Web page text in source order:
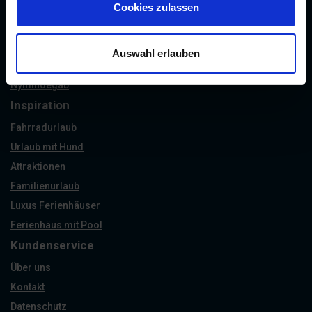
Cookies zulassen
Auswahl erlauben
Houstrup
Nymindegab
Inspiration
Fahrradurlaub
Urlaub mit Hund
Attraktionen
Familienurlaub
Luxus Ferienhäuser
Ferienhäus mit Pool
Kundenservice
Über uns
Kontakt
Datenschutz